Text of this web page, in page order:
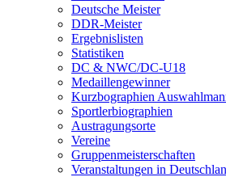
Deutsche Meister
DDR-Meister
Ergebnislisten
Statistiken
DC & NWC/DC-U18
Medaillengewinner
Kurzbographien
Sportlerbiographien
Austragungsorte
Vereine
Gruppenmeisterschaften
Veranstaltungen in